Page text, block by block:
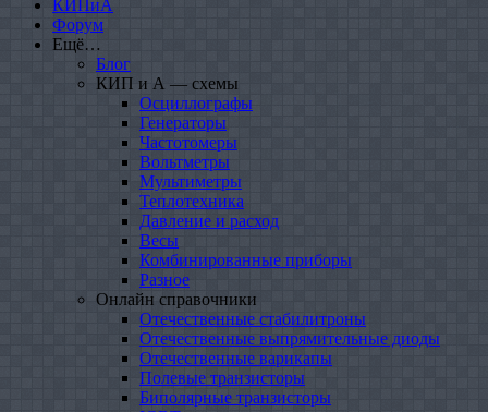
КИПиА
Форум
Ещё…
Блог
КИП и А — схемы
Осциллографы
Генераторы
Частотомеры
Вольтметры
Мультиметры
Теплотехника
Давление и расход
Весы
Комбинированные приборы
Разное
Онлайн справочники
Отечественные стабилитроны
Отечественные выпрямительные диоды
Отечественные варикапы
Полевые транзисторы
Биполярные транзисторы